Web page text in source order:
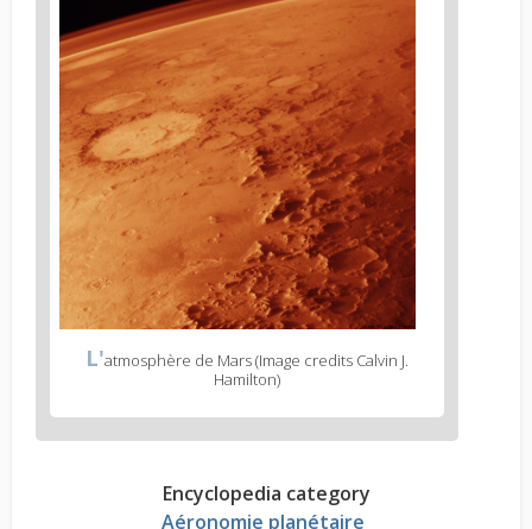
L'atmosphère de Mars (Image credits Calvin J.
Hamilton)
Encyclopedia category
Aéronomie planétaire